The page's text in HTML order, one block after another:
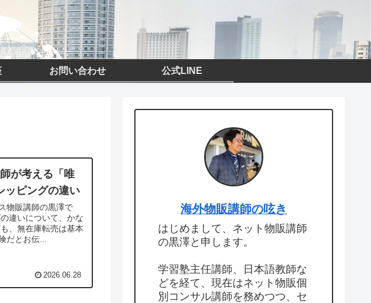
お問い合わせ 公式LINE
が考える「唯
ッピングの違い
物販講師の黒澤で
違いについて、かな
、無在庫転売は基本
だとお伝...
2026.06.28
海外物販講師の呟き
はじめまして、ネット物販講師
の黒澤と申します。
学習塾主任講師、日本語教師な
どを経て、現在はネット物販個
別コンサル講師を務めつつ、セ